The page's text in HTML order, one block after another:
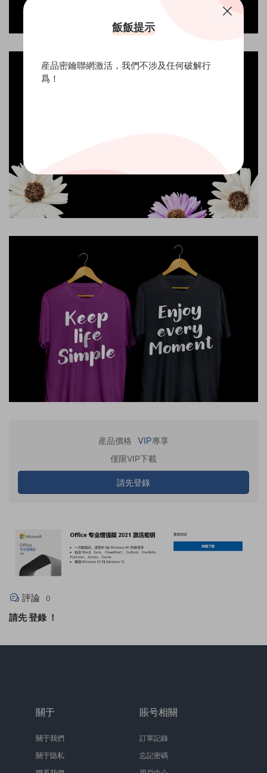
産品價格 VIP專享
僅限VIP下載
請先登錄
評論 0
請先登錄 ！
關于
關于我們
關于隐私
賬号相關
訂單記錄
忘記密碼
飯飯提示
産品密鑰聯網激活，我們不涉及任何破解行
爲！